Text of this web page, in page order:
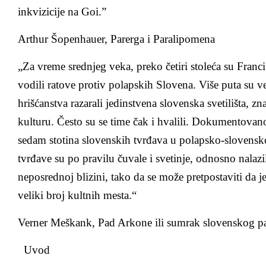
inkvizicije na Goi.”
Arthur Šopenhauer, Parerga i Paralipomena
„Za vreme srednjeg veka, preko četiri stoleća su
vodili ratove protiv polapskih Slovena. Više puta su
hrišćanstva razarali jedinstvena slovenska svetilišta,
kulturu. Često su se time čak i hvalili.
sedam stotina slovenskih tvrđava u polapsko-
tvrđave su po pravilu čuvale i svetinje, odnosno
neposrednoj blizini, tako da se može pretpostaviti da
veliki broj kultnih mesta.“
Verner Meškank, Pad Arkone ili sumrak slovenskog
Uvod